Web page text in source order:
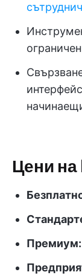
Цени на
Премиум: